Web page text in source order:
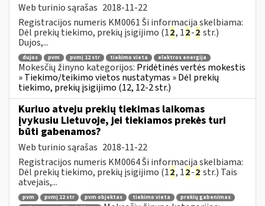
Web turinio sąrašas 2018-11-22
Registracijos numeris KM0061 Ši informacija skelbiama:
Dėl prekių tiekimo, prekių įsigijimo (12, 12-2 str.)
Dujos,...
dujos pvm pvmį 12 str tiekimo vieta elektros energija
Mokesčių žinyno kategorijos: Pridėtinės vertės mokestis
» Tiekimo/teikimo vietos nustatymas » Dėl prekių
tiekimo, prekių įsigijimo (12, 12-2 str.)
Kuriuo atveju prekių tiekimas laikomas
įvykusiu Lietuvoje, jei tiekiamos prekės turi
būti gabenamos?
Web turinio sąrašas 2018-11-22
Registracijos numeris KM0064 Ši informacija skelbiama:
Dėl prekių tiekimo, prekių įsigijimo (12, 12-2 str.) Tais
atvejais,...
pvm pvmį 12 str pvm objektas tiekimo vieta
prekių gabenimas